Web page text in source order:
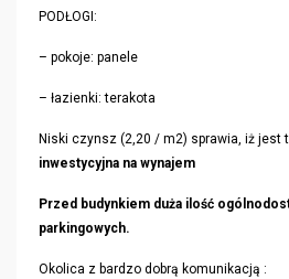
PODŁOGI:
– pokoje: panele
– łazienki: terakota
Niski czynsz (2,20 / m2) sprawia, iż jest
inwestycyjna na wynajem
Przed budynkiem duża ilość
parkingowych.
Okolica z bardzo dobrą komunikacją :